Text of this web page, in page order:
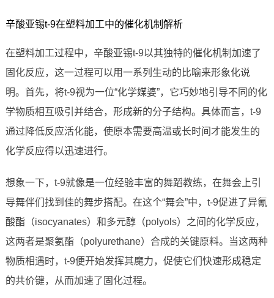
辛酸亚锡t-9在塑料加工中的催化机制解析
在塑料加工过程中，辛酸亚锡t-9以其独特的催化机制加速了
固化反应，这一过程可以用一系列生动的比喻来形象化说
明。首先，将t-9视为一位“化学媒婆”，它巧妙地引导不同的化
学物质相互吸引并结合，形成新的分子结构。具体而言，t-9
通过降低反应活化能，使原本需要高温或长时间才能发生的
化学反应得以迅速进行。
想象一下，t-9就像是一位经验丰富的舞蹈教练，在舞会上引
导舞伴们找到佳的舞步搭配。在这个“舞会”中，t-9促进了异氰
酸酯（isocyanates）和多元醇（polyols）之间的化学反应，
这两者是聚氨酯（polyurethane）合成的关键原料。当这两种
物质相遇时，t-9便开始发挥其魔力，促使它们快速形成稳定
的共价键，从而加速了固化过程。